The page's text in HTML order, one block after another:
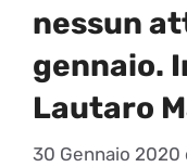
nessun
gennaio.
Lautaro
30 Gennaio 2020